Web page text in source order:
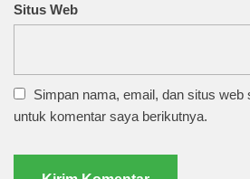
Situs Web
Simpan nama, email, dan situs web
untuk komentar saya berikutnya.